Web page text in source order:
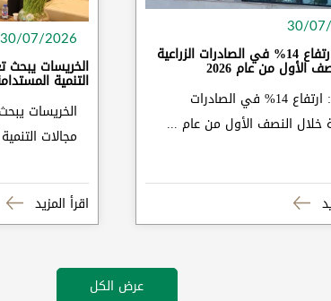
30/
الزراعة: ارتفاع 14% في الصادرات الزراعية
الأول من عام 2026
الزراعة: ارتفاع 14% في الصادرات
خلال النصف الأول من عام ...
30/07/2026
الخريسات يبحث
التنمية
الخريسات
مجالات
اقرأ المزيد
عرض الكل